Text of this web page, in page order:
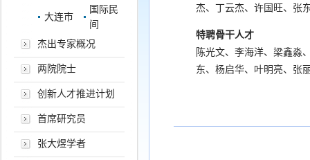
大连市
国际民
间
杰出专家概况
两院院士
创新人才推进计划
首席研究员
张大煜学者
杰、丁云杰、许国旺、张
特聘骨干人才
陈光文、李海洋、梁鑫淼
东、杨启华、叶明亮、张